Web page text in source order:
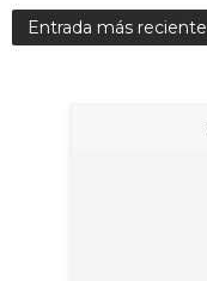
Entrada más reciente